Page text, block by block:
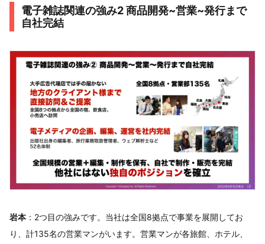
電子雑誌関連の強み2 商品開発~営業~発行まで
自社完結
岩本 ：2つ目の強みです。当社は全国8拠点で事業を展開してお
り、計135名の営業マンがいます。営業マンが各旅館、ホテル、